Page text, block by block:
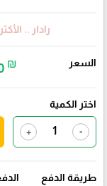
رادار ..
السعر ₪
اختر الكمية
-
+
طريقة الدفع